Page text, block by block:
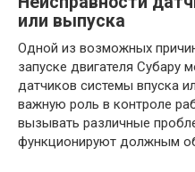
или выпуска
Одной из возможных
запуске двигателя Субару
датчиков системы впуска
важную роль в контроле
вызывать различные
функционируют должным